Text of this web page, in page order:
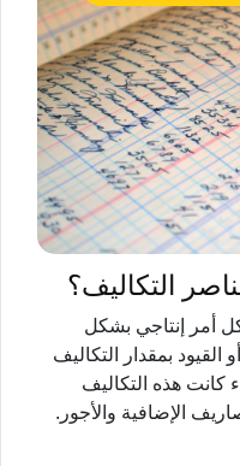
التكاليف؟
أمر إنتاجي بشكل
بمقدار التكاليف
كانت هذه التكاليف
الإضافية والأجور.